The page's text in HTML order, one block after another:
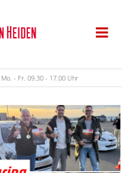
Mo. - Fr. 09.30 - 17.00 Uhr